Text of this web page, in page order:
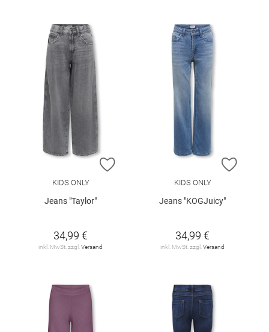
ZUR WUNSCHLISTE HINZUFÜGEN
KIDS ONLY
Jeans "Taylor"
34,99 €
inkl. MwSt. zzgl. Versand
ZUR
KIDS ONLY
Jeans "KOGJuicy"
34,99 €
inkl. MwSt. zzgl. Versand